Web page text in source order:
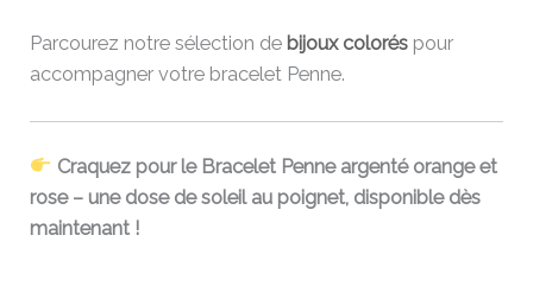
Parcourez notre sélection de bijoux colorés pour
accompagner votre bracelet Penne.
Craquez pour le Bracelet Penne argenté orange et
rose – une dose de soleil au poignet, disponible dès
maintenant !